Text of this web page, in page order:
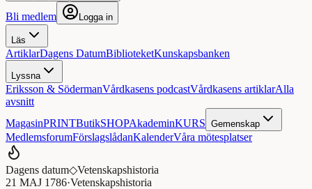
Bli medlem Logga in
Läs
ArtiklarDagens DatumBiblioteketKunskapsbanken
Lyssna
Eriksson & SödermanVårdkasens podcastVårdkasens artiklarAlla
avsnitt
MagasinPRINTButikSHOPAkademinKURS Gemenskap
MedlemsforumFörslagslådanKalenderVåra mötesplatser
Dagens datum◇Vetenskapshistoria
21 MAJ 1786·Vetenskapshistoria